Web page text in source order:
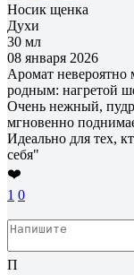
Носик щенка
Духи
30 мл
08 января 2026
Аромат
родным: нагретой
Очень нежный,
мгновенно
Идеально для тех,
себя"
❤️
1 0
П